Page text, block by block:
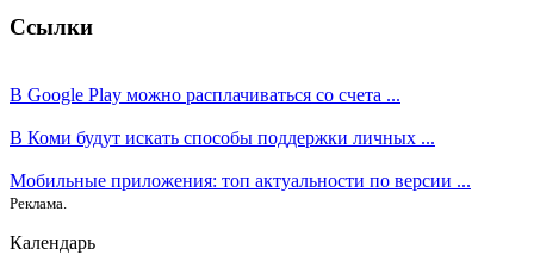
Ссылки
В Google Play можно расплачиваться со счета ...
В Коми будут искать способы поддержки личных ...
Мобильные приложения: топ актуальности по версии ...
Реклама.
Календарь